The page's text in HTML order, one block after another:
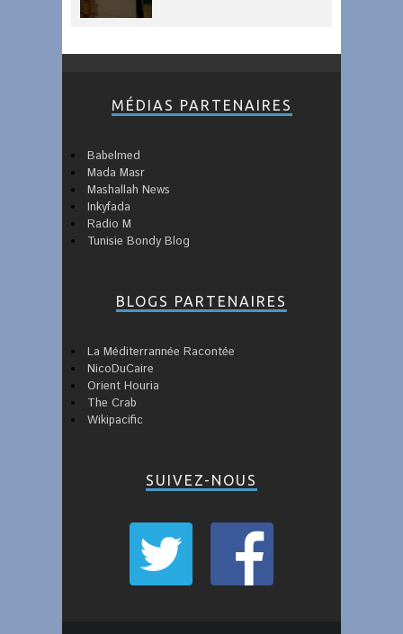
MÉDIAS PARTENAIRES
Babelmed
Mada Masr
Mashallah News
Inkyfada
Radio M
Tunisie Bondy Blog
BLOGS PARTENAIRES
La Méditerrannée Racontée
NicoDuCaire
Orient Houria
The Crab
Wikipacific
SUIVEZ-NOUS